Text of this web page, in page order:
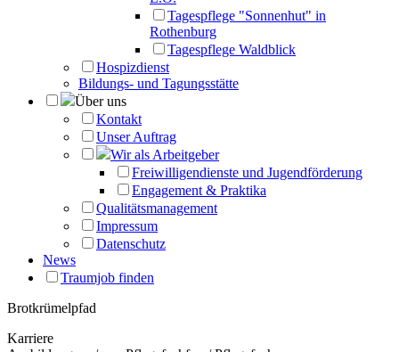
Tagespflege "Sonnenhut" in
Rothenburg
Tagespflege Waldblick
Hospizdienst
Bildungs- und Tagungsstätte
Über uns
Kontakt
Unser Auftrag
Wir als Arbeitgeber
Freiwilligendienste und Jugendförderung
Engagement & Praktika
Qualitätsmanagement
Impressum
Datenschutz
News
Traumjob finden
Brotkrümelpfad
Karriere